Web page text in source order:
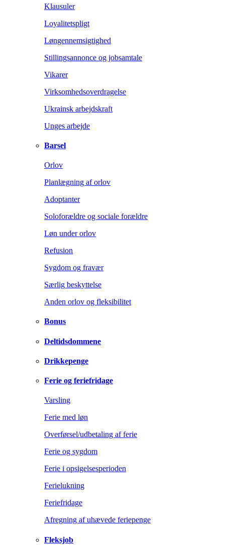
Klausuler
Loyalitetspligt
Løngennemsigtighed
Stillingsannonce og jobsamtale
Vikarer
Virksomhedsoverdragelse
Ukrainsk arbejdskraft
Unges arbejde
Barsel
Orlov
Planlægning af orlov
Adoptanter
Soloforældre og sociale forældre
Løn under orlov
Refusion
Sygdom og fravær
Særlig beskyttelse
Anden orlov og fleksibilitet
Bonus
Deltidsdommene
Drikkepenge
Ferie og feriefridage
Varsling
Ferie med løn
Overførsel/udbetaling af ferie
Ferie og sygdom
Ferie i opsigelsesperioden
Ferielukning
Feriefridage
Afregning af uhævede feriepenge
Fleksjob